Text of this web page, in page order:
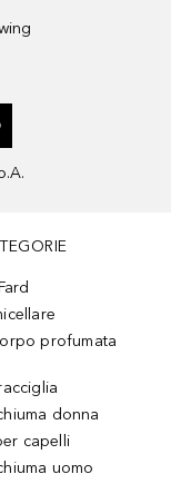
profumata
donna
capelli
uomo